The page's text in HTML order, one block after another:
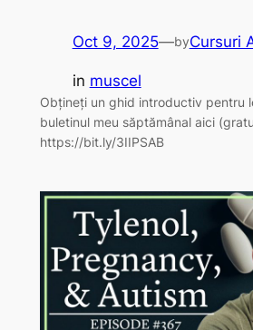
Oct 9, 2025—byCursuri
in muscel
Obțineți un ghid introductiv pentru
buletinul meu săptămânal aici
https://bit.ly/3IIPSAB